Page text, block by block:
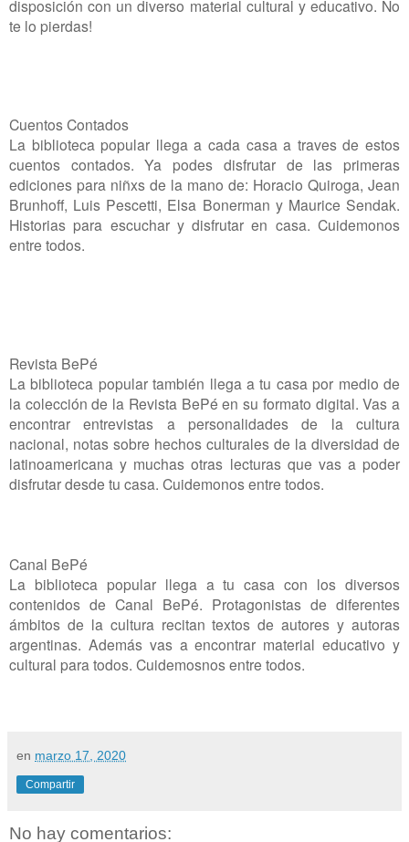
disposición con un diverso material cultural y educativo. No
te lo pierdas!
Cuentos Contados
La biblioteca popular llega a cada casa a traves de estos
cuentos contados. Ya podes disfrutar de las primeras
ediciones para niñxs de la mano de: Horacio Quiroga, Jean
Brunhoff, Luis Pescetti, Elsa Bonerman y Maurice Sendak.
Historias para escuchar y disfrutar en casa. Cuidemonos
entre todos.
Revista BePé
La biblioteca popular también llega a tu casa por medio de
la colección de la Revista BePé en su formato digital. Vas a
encontrar entrevistas a personalidades de la cultura
nacional, notas sobre hechos culturales de la diversidad de
latinoamericana y muchas otras lecturas que vas a poder
disfrutar desde tu casa. Cuidemonos entre todos.
Canal BePé
La biblioteca popular llega a tu casa con los diversos
contenidos de Canal BePé. Protagonistas de diferentes
ámbitos de la cultura recitan textos de autores y autoras
argentinas. Además vas a encontrar material educativo y
cultural para todos. Cuidemosnos entre todos.
en marzo 17, 2020
Compartir
No hay comentarios: